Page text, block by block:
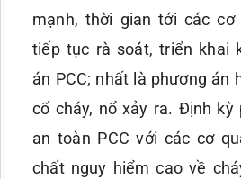
mạnh, thời gian tới các cơ
tiếp tục rà soát, triển khai
án PCC; nhất là phương án
cố cháy, nổ xảy ra. Định kỳ
an toàn PCC với các cơ
chất nguy hiểm cao về